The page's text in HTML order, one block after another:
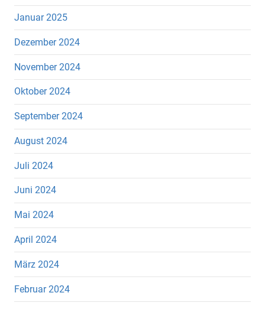
Januar 2025
Dezember 2024
November 2024
Oktober 2024
September 2024
August 2024
Juli 2024
Juni 2024
Mai 2024
April 2024
März 2024
Februar 2024